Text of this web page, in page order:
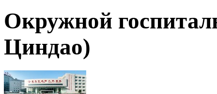
Окружной
Циндао)